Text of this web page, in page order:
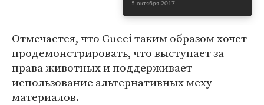
5 октября 2017
Отмечается, что Gucci таким образом хочет
продемонстрировать, что выступает за
права животных и поддерживает
использование альтернативных меху
материалов.